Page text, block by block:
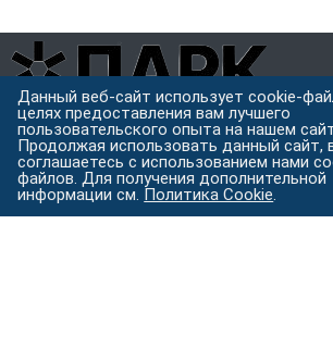
Завод металлоконструкций полного цикла
Проектируем, режем, варим и защищаем
крышей.
Хабаровск, ул. Строительная 24 с.5
Пн–Пт: 9:00–18:00
Данный веб-сайт использует cookie-
целях предоставления вам лучшего
пользовательского опыта на нашем
Продолжая использовать данный сайт,
соглашаетесь с использованием нами
файлов. Для получения дополнительной
информации см. Политика Cookie.